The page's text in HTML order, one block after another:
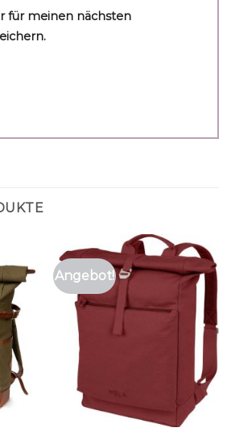
für meinen nächsten
Angebot!